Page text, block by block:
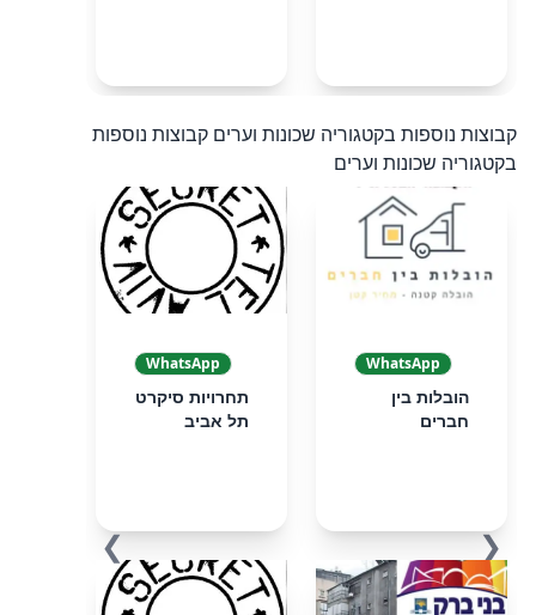
קבוצות נוספות בקטגוריה שכונות וערים קבוצות נוספות
בקטגוריה שכונות וערים
❮
WhatsApp
הובלות בין
חברים
WhatsApp
תחרויות סיקרט
תל אביב
❯